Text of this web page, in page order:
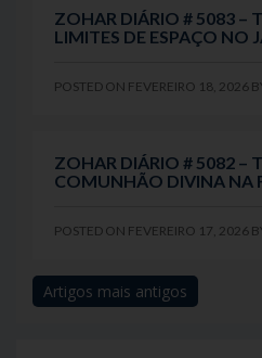
ZOHAR DIÁRIO # 5083 –
LIMITES DE ESPAÇO NO
POSTED ON FEVEREIRO 18, 2026
ZOHAR DIÁRIO # 5082 –
COMUNHÃO DIVINA NA
POSTED ON FEVEREIRO 17, 2026
Navegação
Artigos mais antigos